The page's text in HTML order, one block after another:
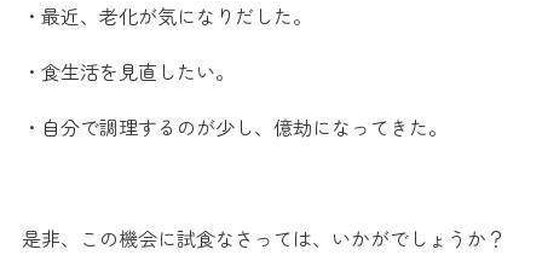
・最近、老化が気になりだした。
・食生活を見直したい。
・自分で調理するのが少し、億劫になってきた。
是非、この機会に試食なさっては、いかがでしょうか？